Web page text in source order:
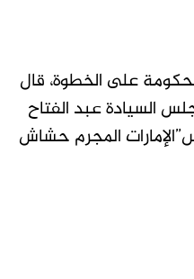
على الخطوة، قال
السيادة عبد الفتاح
المجرم حشاش